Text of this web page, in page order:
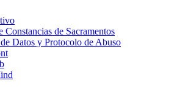
Constancias de Sacramentos
Datos y Protocolo de Abuso